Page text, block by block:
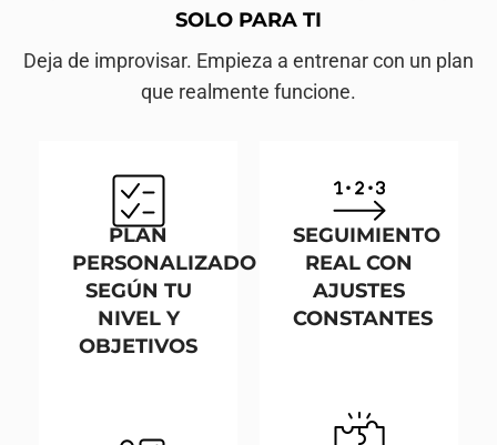
SOLO PARA TI
Deja de improvisar. Empieza a entrenar con un plan
que realmente funcione.
PLAN
PERSONALIZADO
SEGÚN TU
NIVEL Y
OBJETIVOS
SEGUIMIENTO
REAL CON
AJUSTES
CONSTANTES